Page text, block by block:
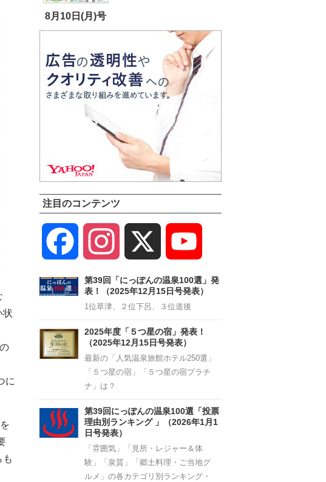
状
に
も
8月10日(月)号
注目のコンテンツ
Facebook Instagram
Channel
第39回「にっぽんの温泉100選」発
表！（2025年12月15日号発表）
1位草津、２位下呂、３位道後
2025年度「５つ星の宿」発表！
（2025年12月15日号発表）
最新の「人気温泉旅館ホテル250選」
「５つ星の宿」「５つ星の宿プラチ
ナ」は？
第39回にっぽんの温泉100選「投票
理由別ランキング 」（2026年1月1
日号発表）
「雰囲気」「見所・レジャー＆体
験」「泉質」「郷土料理・ご当地グ
ルメ」の各カテゴリ別ランキング・